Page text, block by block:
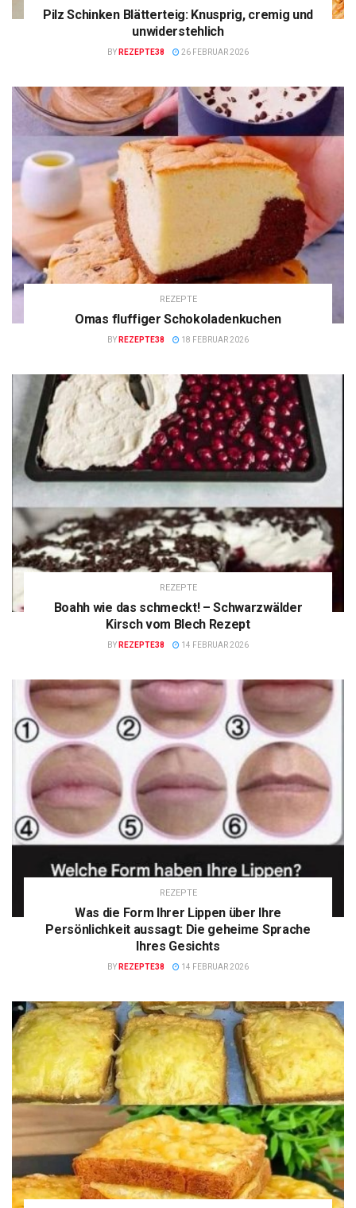
Pilz Schinken Blätterteig: Knusprig, cremig und
unwiderstehlich
BY REZEPTE38 26 FEBRUAR 2026
REZEPTE
Omas fluffiger Schokoladenkuchen
BY REZEPTE38 18 FEBRUAR 2026
REZEPTE
Boahh wie das schmeckt! – Schwarzwälder
Kirsch vom Blech Rezept
BY REZEPTE38 14 FEBRUAR 2026
REZEPTE
Was die Form Ihrer Lippen über Ihre
Persönlichkeit aussagt: Die geheime Sprache
Ihres Gesichts
BY REZEPTE38 14 FEBRUAR 2026